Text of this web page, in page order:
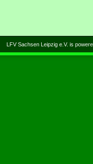
LFV Sachsen Leipzig e.V. is